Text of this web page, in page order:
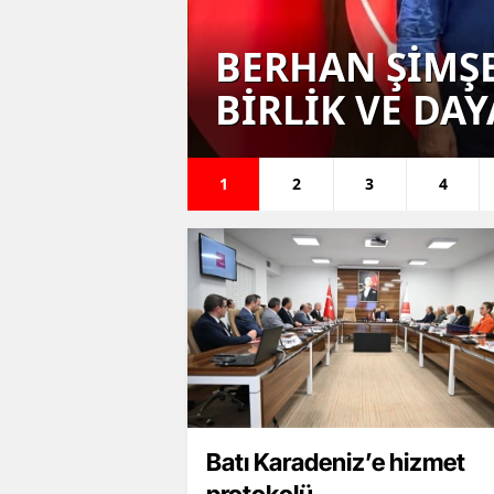
BERHAN
BİRLİK VE
1 2 3 4
Batı Karadeniz’e hizmet